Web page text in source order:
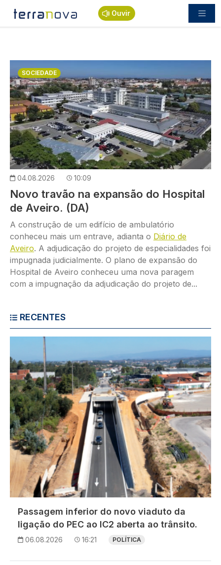
Passar para o conteúdo principal
Ouvir
Imagem
SOCIEDADE
04.08.2026 10:09
Novo travão na expansão do Hospital
de Aveiro. (DA)
A construção de um edifício de ambulatório
conheceu mais um entrave, adianta o Diário de
Aveiro. A adjudicação do projeto de especialidades foi
impugnada judicialmente. O plano de expansão do
Hospital de Aveiro conheceu uma nova paragem
com a impugnação da adjudicação do projeto de...
RECENTES
Passagem inferior do novo viaduto da
ligação do PEC ao IC2 aberta ao trânsito.
06.08.2026 16:21 POLÍTICA